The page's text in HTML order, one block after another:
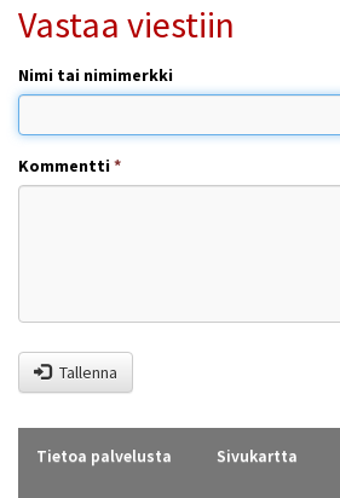
Vastaa viestiin
Nimi tai nimimerkki
Kommentti*
Tallenna
Tietoa palvelusta Sivukartta